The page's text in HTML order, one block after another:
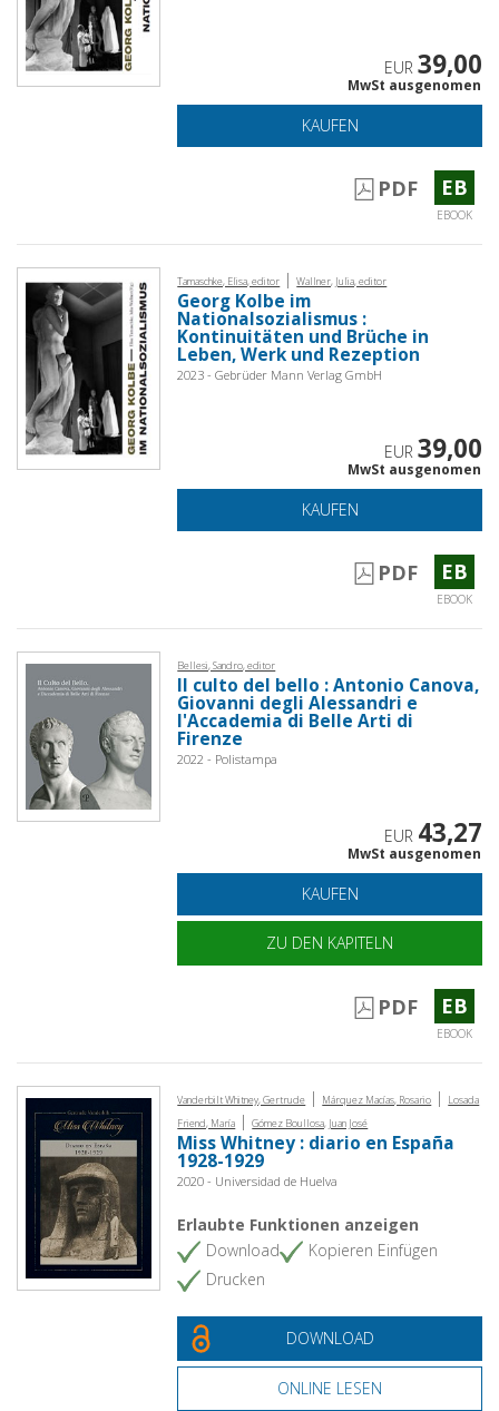
EUR 39,00
MwSt ausgenomen
KAUFEN
PDF EB
EBOOK
Tamaschke, Elisa, editor | Wallner, Julia, editor
Georg Kolbe im
Nationalsozialismus :
Kontinuitäten und Brüche in
Leben, Werk und Rezeption
2023 - Gebrüder Mann Verlag GmbH
EUR 39,00
MwSt ausgenomen
KAUFEN
PDF EB
EBOOK
Bellesi, Sandro, editor
Il culto del bello : Antonio Canova,
Giovanni degli Alessandri e
l'Accademia di Belle Arti di
Firenze
2022 - Polistampa
EUR 43,27
MwSt ausgenomen
KAUFEN
ZU DEN KAPITELN
PDF EB
EBOOK
Vanderbilt Whitney, Gertrude | Márquez Macías, Rosario |
Losada
Friend, María | Gómez Boullosa, Juan José
Miss Whitney : diario en España
1928-1929
2020 - Universidad de Huelva
Erlaubte Funktionen anzeigen
Download
Kopieren Einfügen
Drucken
DOWNLOAD
ONLINE LESEN